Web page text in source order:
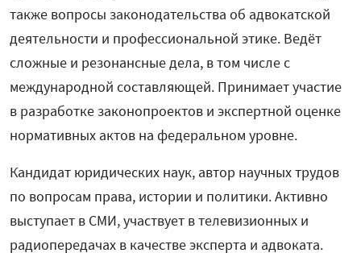
также вопросы законодательства об адвокатской
деятельности и профессиональной этике. Ведёт
сложные и резонансные дела, в том числе с
международной составляющей. Принимает участие
в разработке законопроектов и экспертной оценке
нормативных актов на федеральном уровне.
Кандидат юридических наук, автор научных трудов
по вопросам права, истории и политики. Активно
выступает в СМИ, участвует в телевизионных и
радиопередачах в качестве эксперта и адвоката.